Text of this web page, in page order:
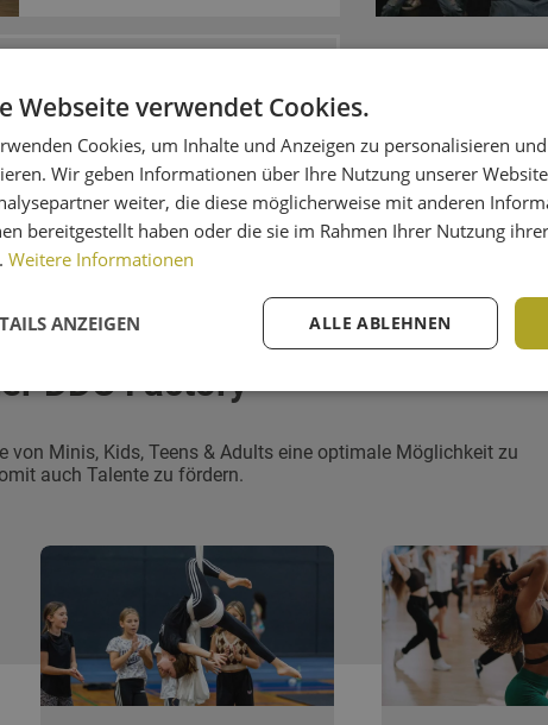
DDC Factory
von Minis, Kids, Teens & Adults eine optimale Möglichkeit zu
auch Talente zu fördern.
Webseite verwendet Cookies.
Cookies, um Inhalte und Anzeigen zu personalisieren
Wir geben Informationen über Ihre Nutzung unserer
weiter, die diese möglicherweise mit anderen
bereitgestellt haben oder die sie im Rahmen Ihrer Nutzung
Weitere Informationen
ALLE ABLEHNEN
ANZEIGEN